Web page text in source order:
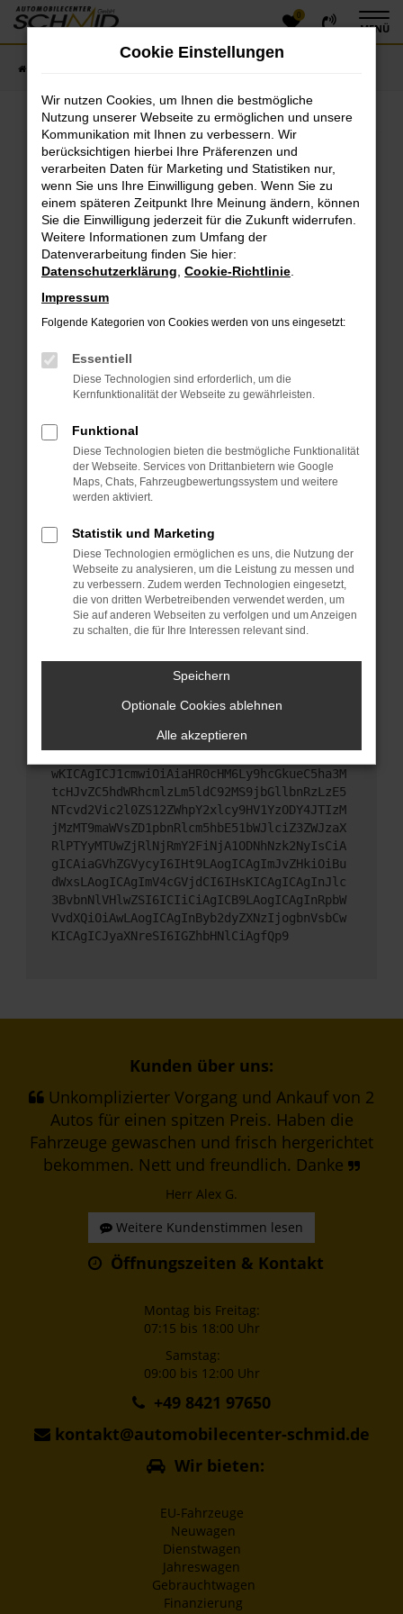
Zum
Hauptinhalt
0
MENÜ
Fehler: Network Error
Beim Laden ist ein Fehler aufgetreten.
Hier sind ein paar Tipps, die dir helfen können:
Überprüfe deine Firewall und deine
Internetverbindung.
Laden andere Webseiten, zum Beispiel deine
Suchmaschine?
Prüfe deine Browsererweiterungen.
das Laden bestimmter Seiten verhindern.
Funktioniert die Seite in einem anderen Browser
oder in einem privaten Fenster?
Das kann manchmal helfen, vorübergehende
Probleme zu beheben.
Stelle sicher, dass dein Browser und dein
Betriebssystem auf dem neuesten Stand sind.
Sicherheitsrisiko, sondern kann auch dazu führen,
dass bestimmte Funktionen nicht mehr
unterstützt werden.
Wende dich an den Webseitenbetreiber.
Wenn du alle oben genannten Schritte versucht
hast, kontaktiere uns bitte. Wir werden versuchen,
das Problem zu beheben. Du kannst uns diesen
Text schicken, um uns bei der Fehlersuche zu
unterstützen:
ewogICJuYW1lIjogIk5ldHdvcmtFcnJvciIsCiAgI
mNvbmZpZyI6IHsKICAgICJtZXRob2QiOiAiR0VUIi
wKICAgICJ1cmwiOiAiaHR0cHM6Ly9hcGkueC5ha3M
tcHJvZC5hdWRhcmlzLm5ldC92MS9jbGllbnRzLzE5
NTcvd2Vic2l0ZS12ZWhpY2xlcy9HV1YzODY4JTIzM
jMzMT9maWVsZD1pbnRlcm5hbE51bWJlciZ3ZWJzaX
RlPTYyMTUwZjRlNjRmY2FiNjA1ODNhNzk2NyIsCiA
gICAiaGVhZGVycyI6IHt9LAogICAgImJvZHkiOiBu
dWxsLAogICAgImV4cGVjdCI6IHsKICAgICAgInJlc
3BvbnNlVHlwZSI6ICIiCiAgICB9LAogICAgInRpbW
VvdXQiOiAwLAogICAgInByb2dyZXNzIjogbnVsbCw
KICAgICJyaXNreSI6IGZhbHNlCiAgfQp9
Kunden über uns:
Unkomplizierter Vorgang und Ankauf von 2
Autos für einen spitzen Preis. Haben die
Fahrzeuge gewaschen und frisch hergerichtet
bekommen. Nett und freundlich. Danke
Herr Alex G.
Weitere Kundenstimmen lesen
Öffnungszeiten & Kontakt
Montag bis Freitag:
07:15 bis 18:00 Uhr
Samstag:
09:00 bis 12:00 Uhr
+49 8421 97650
kontakt@automobilecenter-schmid.de
Wir bieten:
EU-Fahrzeuge
Neuwagen
Dienstwagen
Jahreswagen
Gebrauchtwagen
Finanzierung
Cookie Einstellungen
Wir nutzen Cookies, um Ihnen die bestmögliche
Nutzung unserer Webseite zu ermöglichen und unsere
Kommunikation mit Ihnen zu verbessern. Wir
berücksichtigen hierbei Ihre Präferenzen und
verarbeiten Daten für Marketing und Statistiken nur,
wenn Sie uns Ihre Einwilligung geben. Wenn Sie zu
einem späteren Zeitpunkt Ihre Meinung ändern, können
Sie die Einwilligung jederzeit für die Zukunft widerrufen.
Weitere Informationen zum Umfang der
Datenverarbeitung finden Sie hier:
Datenschutzerklärung Cookie-Richtlinie
Impressum
Folgende Kategorien von Cookies werden von uns eingesetzt:
Essentiell
Diese Technologien sind erforderlich, um die
Kernfunktionalität der Webseite zu gewährleisten.
Funktional
Diese Technologien bieten die bestmögliche Funktionalität
der Webseite. Services von Drittanbietern wie Google
Maps, Chats, Fahrzeugbewertungssystem und weitere
werden aktiviert.
Statistik und Marketing
Diese Technologien ermöglichen es uns, die Nutzung der
Webseite zu analysieren, um die Leistung zu messen und
zu verbessern. Zudem werden Technologien eingesetzt,
die von dritten Werbetreibenden verwendet werden, um
Sie auf anderen Webseiten zu verfolgen und um Anzeigen
zu schalten, die für Ihre Interessen relevant sind.
Speichern
Optionale Cookies ablehnen
Alle akzeptieren